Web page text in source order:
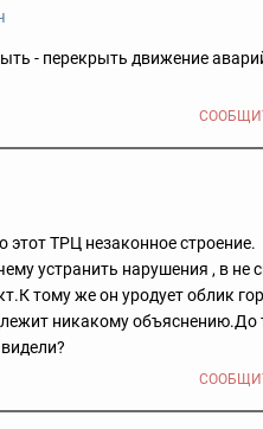
- перекрыть движение
этот ТРЦ незаконное строение.
устранить нарушения , в не
К тому же он уродует облик
никакому объяснению.До